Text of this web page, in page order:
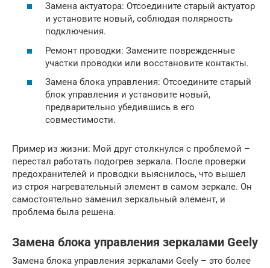
Замена актуатора: Отсоедините старый актуатор
и установите новый, соблюдая полярность
подключения.
Ремонт проводки: Замените поврежденные
участки проводки или восстановите контакты.
Замена блока управления: Отсоедините старый
блок управления и установите новый,
предварительно убедившись в его
совместимости.
Пример из жизни: Мой друг столкнулся с проблемой –
перестал работать подогрев зеркала. После проверки
предохранителей и проводки выяснилось, что вышел
из строя нагревательный элемент в самом зеркале. Он
самостоятельно заменил зеркальный элемент, и
проблема была решена.
Замена блока управления зеркалами Geely
Замена блока управления зеркалами Geely – это более